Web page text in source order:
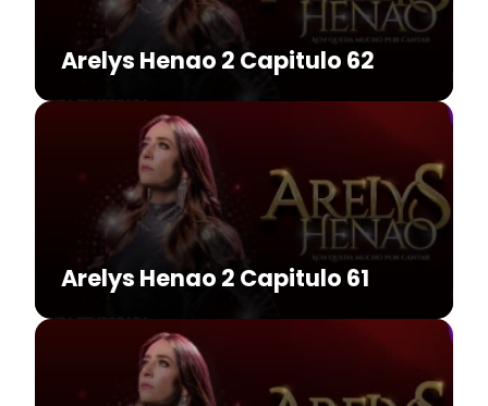
Arelys Henao 2 Capitulo 62
Arelys Henao 2 Capitulo 61